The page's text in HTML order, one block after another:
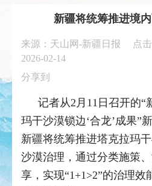
新疆将统筹推进境
来源：天山网-新疆日报 点击
2026-02-14
分享到
记者从2月11日召开的“
玛干沙漠锁边‘合龙’成果”
新疆将统筹推进塔克拉玛
沙漠治理，通过分类施策
享，实现“1+1>2”的治理效